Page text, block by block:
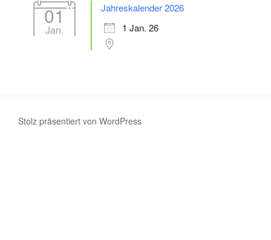
01
Jan.
Jahreskalender 2026
1 Jan. 26
Stolz präsentiert von WordPress